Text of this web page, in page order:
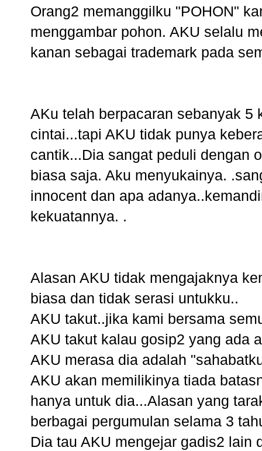
Orang2 memanggilku "POHON"
menggambar pohon. AKU selalu
kanan sebagai trademark pada
AKu telah berpacaran sebanyak 5
cintai...tapi AKU tidak punya
cantik...Dia sangat peduli dengan
biasa saja. Aku menyukainya.
innocent dan apa
kekuatannya. .
Alasan AKU tidak mengajaknya
biasa dan tidak serasi untukku..
AKU takut..jika kami bersama
AKU takut kalau gosip2 yang ada
AKU merasa dia adalah
AKU akan memilikinya tiada
hanya untuk dia...Alasan yang
berbagai pergumulan selama 3
Dia tau AKU mengejar gadis2 lain